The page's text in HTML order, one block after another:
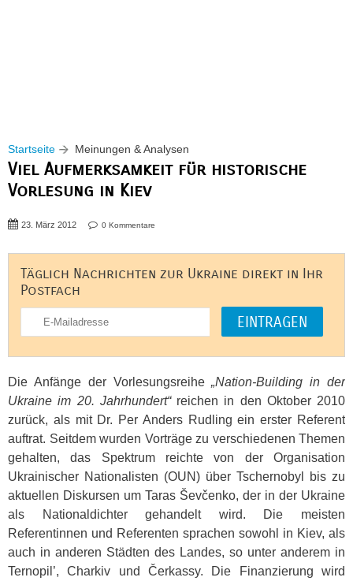
Startseite Meinungen & Analysen
Viel Aufmerksamkeit für historische
Vorlesung in Kiev
23. März 2012 0 Kommentare
Täglich Nachrichten zur Ukraine direkt in Ihr
Postfach
Die Anfänge der Vorlesungsreihe„Nation-Building in der
Ukraine im 20. Jahrhundert“reichen in den Oktober 2010
zurück, als mit Dr. Per Anders Rudling ein erster Referent
auftrat. Seitdem wurden Vorträge zu verschiedenen Themen
gehalten, das Spektrum reichte von der Organisation
Ukrainischer Nationalisten (OUN) über Tschernobyl bis zu
aktuellen Diskursen um Taras Ševčenko, der in der Ukraine
als Nationaldichter gehandelt wird. Die meisten
Referentinnen und Referenten sprachen sowohl in Kiev, als
auch in anderen Städten des Landes, so unter anderem in
Ternopil’, Charkiv und Čerkassy. Die Finanzierung wird